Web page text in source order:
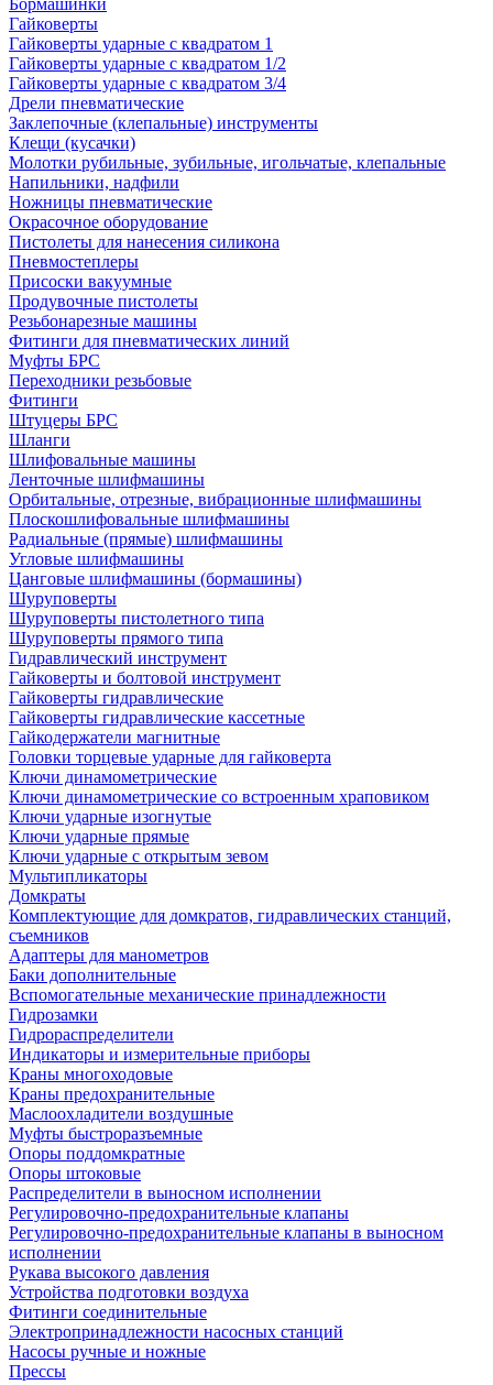
Бормашинки
Гайковерты
Гайковерты ударные с квадратом 1
Гайковерты ударные с квадратом 1/2
Гайковерты ударные с квадратом 3/4
Дрели пневматические
Заклепочные (клепальные) инструменты
Клещи (кусачки)
Молотки рубильные, зубильные, игольчатые, клепальные
Напильники, надфили
Ножницы пневматические
Окрасочное оборудование
Пистолеты для нанесения силикона
Пневмостеплеры
Присоски вакуумные
Продувочные пистолеты
Резьбонарезные машины
Фитинги для пневматических линий
Муфты БРС
Переходники резьбовые
Фитинги
Штуцеры БРС
Шланги
Шлифовальные машины
Ленточные шлифмашины
Орбитальные, отрезные, вибрационные шлифмашины
Плоскошлифовальные шлифмашины
Радиальные (прямые) шлифмашины
Угловые шлифмашины
Цанговые шлифмашины (бормашины)
Шуруповерты
Шуруповерты пистолетного типа
Шуруповерты прямого типа
Гидравлический инструмент
Гайковерты и болтовой инструмент
Гайковерты гидравлические
Гайковерты гидравлические кассетные
Гайкодержатели магнитные
Головки торцевые ударные для гайковерта
Ключи динамометрические
Ключи динамометрические со встроенным храповиком
Ключи ударные изогнутые
Ключи ударные прямые
Ключи ударные с открытым зевом
Мультипликаторы
Домкраты
Комплектующие для домкратов, гидравлических станций,
съемников
Адаптеры для манометров
Баки дополнительные
Вспомогательные механические принадлежности
Гидрозамки
Гидрораспределители
Индикаторы и измерительные приборы
Краны многоходовые
Краны предохранительные
Маслоохладители воздушные
Муфты быстроразъемные
Опоры поддомкратные
Опоры штоковые
Распределители в выносном исполнении
Регулировочно-предохранительные клапаны
Регулировочно-предохранительные клапаны в выносном
исполнении
Рукава высокого давления
Устройства подготовки воздуха
Фитинги соединительные
Электропринадлежности насосных станций
Насосы ручные и ножные
Прессы